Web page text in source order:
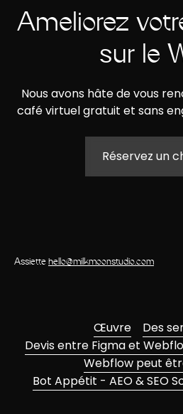
Améliorez
sur le
Nous avons hâte de vous
café virtuel gratuit et sans
Réservez un
Assiettehello@milkmoonstudio.com
Œuvre
Des
Devis entre Figma et
Webflow peut
Bot Appétit - AEO & SEO